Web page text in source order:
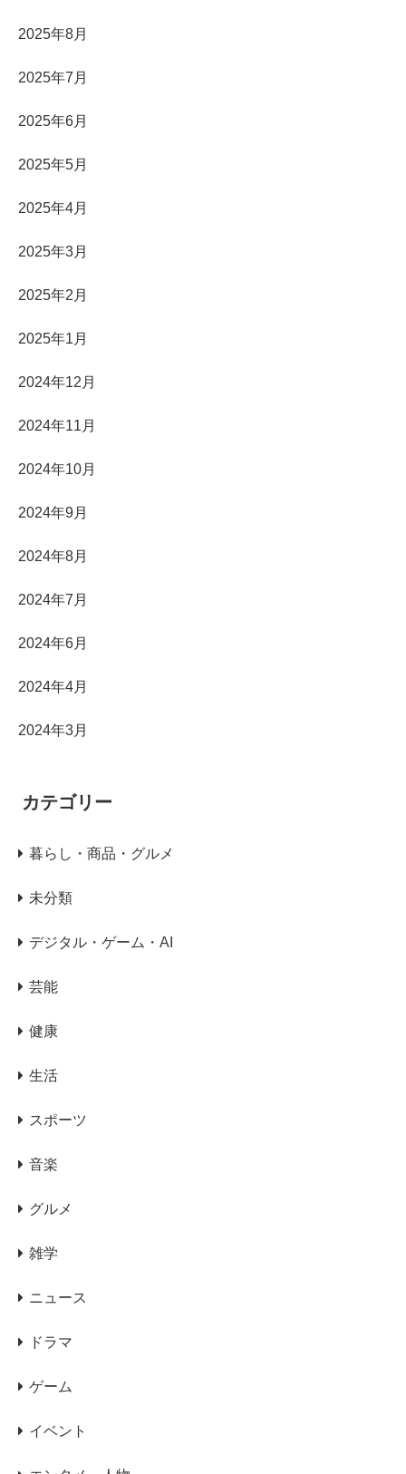
2025年8月
2025年7月
2025年6月
2025年5月
2025年4月
2025年3月
2025年2月
2025年1月
2024年12月
2024年11月
2024年10月
2024年9月
2024年8月
2024年7月
2024年6月
2024年4月
2024年3月
カテゴリー
暮らし・商品・グルメ
未分類
デジタル・ゲーム・AI
芸能
健康
生活
スポーツ
音楽
グルメ
雑学
ニュース
ドラマ
ゲーム
イベント